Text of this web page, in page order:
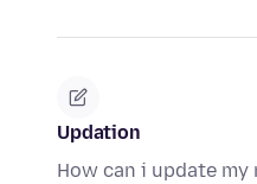
Updation
How can i update